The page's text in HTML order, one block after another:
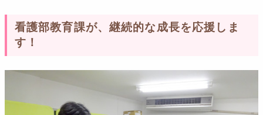
看護部教育課が、継続的な成長を応援しま
す！